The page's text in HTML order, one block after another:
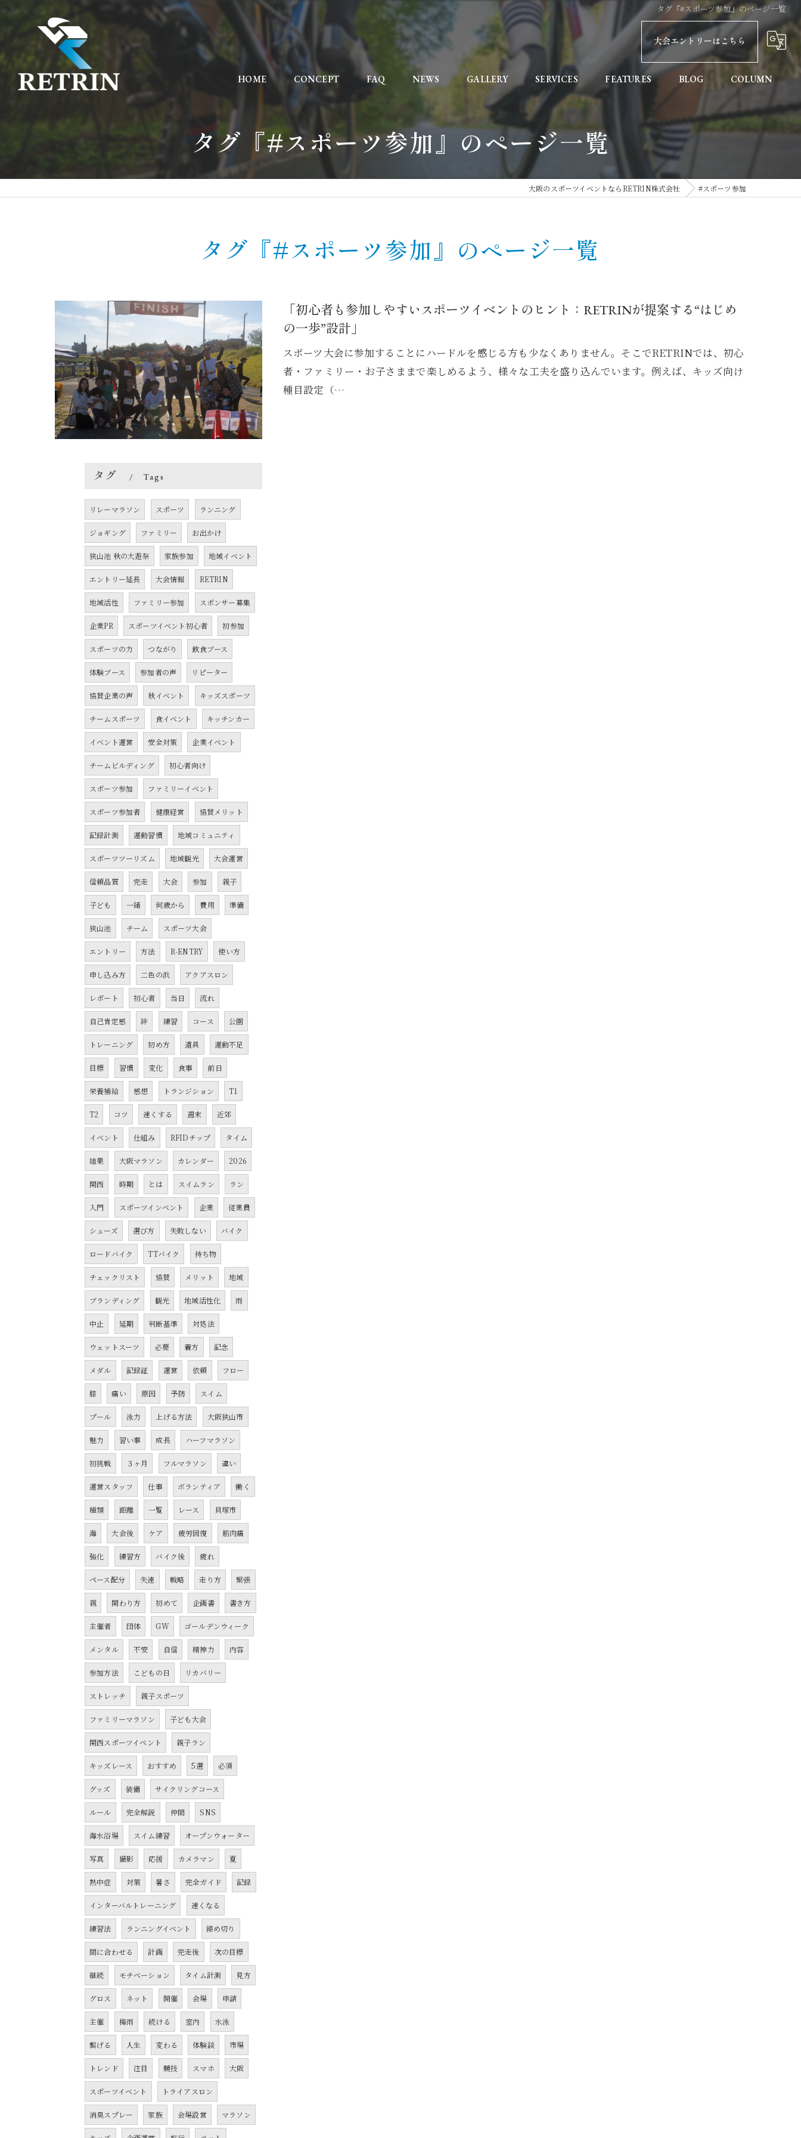
タグ『#スポーツ参加』のページ一覧
大会エントリーはこちら
HOME CONCEPT FAQ NEWS GALLERY SERVICES FEATURES
健康
初めての方へ
BLOG COLUMN
タグ『#スポーツ参加』のページ一覧
大阪のスポーツイベントならRETRIN株式会社 #スポーツ参加
タグ『#スポーツ参加』のページ一覧
「初心者も参加しやすいスポーツイベントのヒント：RETRINが提案する“はじめ
の一歩”設計」
スポーツ大会に参加することにハードルを感じる方も少なくありません。そこでRETRINでは、初心
者・ファミリー・お子さままで楽しめるよう、様々な工夫を盛り込んでいます。例えば、キッズ向け
種目設定（…
タグ Tags
リレーマラソン スポーツ ランニング
ジョギング ファミリー お出かけ
狭山池 秋の大遊祭 家族参加 地域イベント
エントリー延長 大会情報 RETRIN
地域活性 ファミリー参加 スポンサー募集
企業PR スポーツイベント初心者 初参加
スポーツの力 つながり 飲食ブース
体験ブース 参加者の声 リピーター
協賛企業の声 秋イベント キッズスポーツ
チームスポーツ 食イベント キッチンカー
イベント運営 安全対策 企業イベント
チームビルディング 初心者向け
スポーツ参加 ファミリーイベント
スポーツ参加者 健康経営 協賛メリット
記録計測 運動習慣 地域コミュニティ
スポーツツーリズム 地域観光 大会運営
信頼品質 完走 大会 参加 親子
子ども 一緒 何歳から 費用 準備
狭山池 チーム スポーツ大会
エントリー 方法 R-ENTRY 使い方
申し込み方 二色の浜 アクアスロン
レポート 初心者 当日 流れ
自己肯定感 絆 練習 コース 公園
トレーニング 初め方 道具 運動不足
目標 習慣 変化 食事 前日
栄養補給 感想 トランジション T1
T2 コツ 速くする 週末 近郊
イベント 仕組み RFIDチップ タイム
結果 大阪マラソン カレンダー 2026
関西 時期 とは スイムラン ラン
入門 スポーツインベント 企業 従業員
シューズ 選び方 失敗しない バイク
ロードバイク TTバイク 持ち物
チェックリスト 協賛 メリット 地域
ブランディング 観光 地域活性化 雨
中止 延期 判断基準 対処法
ウェットスーツ 必要 着方 記念
メダル 記録証 運営 依頼 フロー
膝 痛い 原因 予防 スイム
プール 泳力 上げる方法 大阪狭山市
魅力 習い事 成長 ハーフマラソン
初挑戦 ３ヶ月 フルマラソン 違い
運営スタッフ 仕事 ボランティア 働く
種類 距離 一覧 レース 貝塚市
海 大会後 ケア 疲労回復 筋肉痛
強化 練習方 バイク後 疲れ
ペース配分 失速 戦略 走り方 緊張
親 関わり方 初めて 企画書 書き方
主催者 団体 GW ゴールデンウィーク
メンタル 不安 自信 精神力 内容
参加方法 こどもの日 リカバリー
ストレッチ 親子スポーツ
ファミリーマラソン 子ども大会
関西スポーツイベント 親子ラン
キッズレース おすすめ 5選 必須
グッズ 装備 サイクリングコース
ルール 完全解説 仲間 SNS
海水浴場 スイム練習 オープンウォーター
写真 撮影 応援 カメラマン 夏
熱中症 対策 暑さ 完全ガイド 記録
インターバルトレーニング 速くなる
練習法 ランニングイベント 締め切り
間に合わせる 計画 完走後 次の目標
継続 モチベーション タイム計測 見方
グロス ネット 開催 会場 申請
主催 梅雨 続ける 室内 水泳
繋げる 人生 変わる 体験談 市場
トレンド 注目 競技 スマホ 大阪
スポーツイベント トライアスロン
消臭スプレー 家族 会場設営 マラソン